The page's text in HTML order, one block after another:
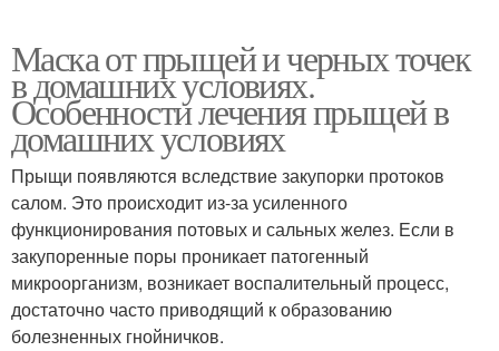
Маска от прыщей и черных точек
в домашних условиях.
Особенности лечения прыщей в
домашних условиях
Прыщи появляются вследствие закупорки протоков
салом. Это происходит из-за усиленного
функционирования потовых и сальных желез. Если в
закупоренные поры проникает патогенный
микроорганизм, возникает воспалительный процесс,
достаточно часто приводящий к образованию
болезненных гнойничков.